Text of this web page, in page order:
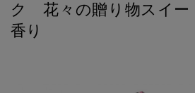
ク 花々の贈り物スイー
香り